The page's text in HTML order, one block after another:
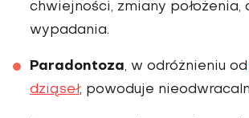
chwiejności, zmiany położenia,
wypadania.
Paradontoza, w odróżnieniu od
dziąseł, powoduje